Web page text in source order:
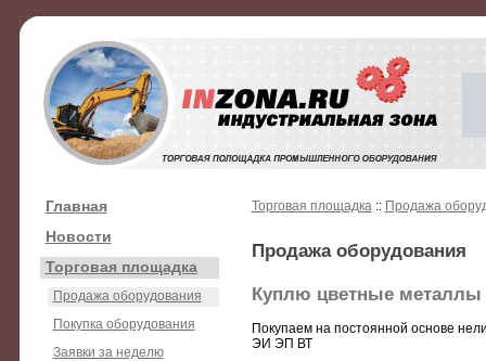
Главная
Новости
Торговая площадка
Продажа оборудования
Покупка оборудования
Заявки за неделю
Торговая площадка:: Продажа
Продажа оборудования
Куплю цветные
Покупаем на постоянной основе
ЭИ ЭП ВТ